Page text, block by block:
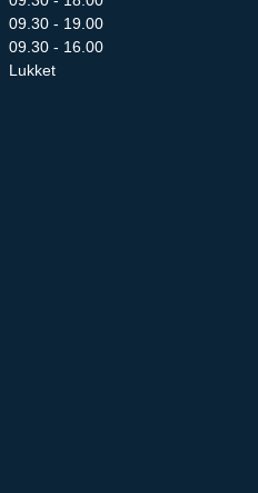
09.30 - 19.00
09.30 - 16.00
Lukket